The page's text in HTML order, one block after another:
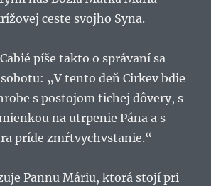
ceste svojho Syna.
píše takto o správaní sa
„V tento deň Cirkev bdie
s postojom tichej dôvery, s
na utrpenie Pána a s
príde zmŕtvychvstanie.“
Pannu Máriu, ktorá stojí pri